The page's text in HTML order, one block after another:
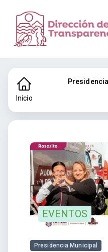
Inicio
EVENTOS
Presidencia Municipal